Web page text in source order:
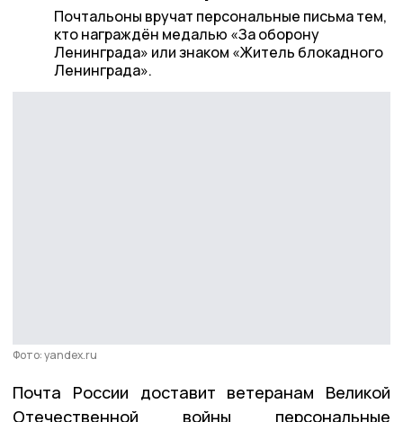
Почтальоны вручат персональные письма тем,
кто награждён медалью «За оборону
Ленинграда» или знаком «Житель блокадного
Ленинграда».
Фото: yandex.ru
Почта России доставит ветеранам Великой
Отечественной войны персональные